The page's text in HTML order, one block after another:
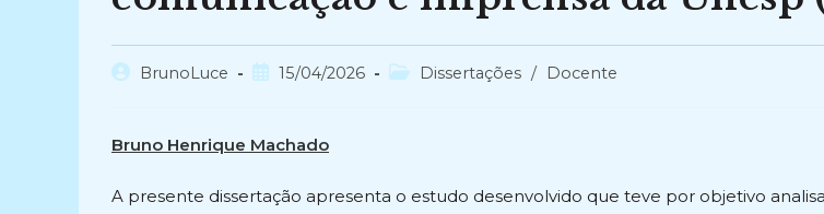
AutorBrunoLuce
Post15/04/2026
Categoria
Dissertações / Docente
Bruno Henrique Machado
A presente dissertação apresenta o estudo desenvolvido que teve por objetivo